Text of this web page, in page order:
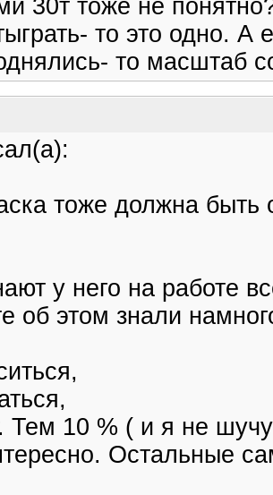
30т тоже не
то это одно. А
то масштаб
тоже должна быть
у него на работе
об этом знали
Тем 10 % ( и я не
Остальные